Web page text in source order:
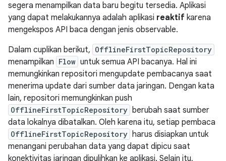
segera menampilkan data baru begitu tersedia. Aplikasi
yang dapat melakukannya adalah aplikasi reaktif karena
mengekspos API baca dengan jenis observable.
Dalam cuplikan berikut, OfflineFirstTopicRepository
menampilkan Flow untuk semua API bacanya. Hal ini
memungkinkan repositori mengupdate pembacanya saat
menerima update dari sumber data jaringan. Dengan kata
lain, repositori memungkinkan push
OfflineFirstTopicRepository berubah saat sumber
data lokalnya dibatalkan. Oleh karena itu, setiap pembaca
OfflineFirstTopicRepository harus disiapkan untuk
menangani perubahan data yang dapat dipicu saat
konektivitas jaringan dipulihkan ke aplikasi. Selain itu,